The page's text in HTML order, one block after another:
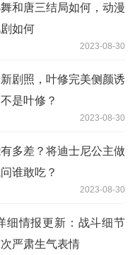
舞和唐三结局如何，动漫
如何
2023-08-30
新剧照，叶修完美侧颜诱
是叶修？
2023-08-30
多差？将迪士尼公主做
谁敢吃？
2023-08-30
细情报更新：战斗细节
严肃生气表情